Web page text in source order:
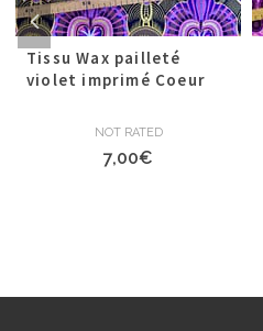
Tissu Wax pailleté
violet imprimé Coeur
NOT RATED
7,00€